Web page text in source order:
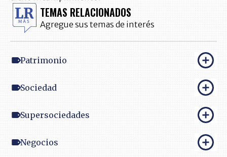
TEMAS RELACIONADOS
Agregue sus temas de interés
Patrimonio
Sociedad
Supersociedades
Negocios